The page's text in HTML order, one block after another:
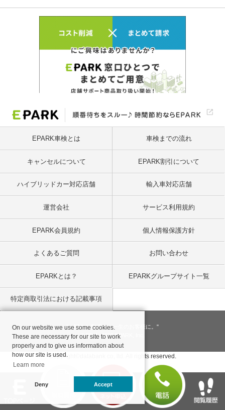
EPARK車検とは 車検までの流れ
キャンセルについて EPARK割引について
ハイブリッドカー対応店舗 輸入車対応店舗
運営会社 サービス利用規約
EPARK会員規約 個人情報保護方針
よくあるご質問 お問い合わせ
EPARKとは？ EPARKグループサイト一覧
特定商取引法における記載事項
"一回のお客様を、一生のお客様に。"
© 2001- 2026 EPARK, Inc.
Copyright©databank co, ltd. All rights reserved.
On our website we use some cookies.
These are necessary for our site to work
properly and to give us information about
how our site is used.
Learn more
Deny Accept